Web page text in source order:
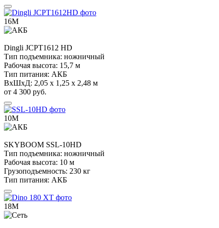
16М
Dingli JCPT1612 HD
Тип подъемника: ножничный
Рабочая высота: 15,7 м
Тип питания: АКБ
ВхШхД: 2,05 х 1,25 х 2,48 м
от 4 300 руб.
10М
SKYBOOM SSL-10HD
Тип подъемника: ножничный
Рабочая высота: 10 м
Грузоподъемность: 230 кг
Тип питания: АКБ
18М